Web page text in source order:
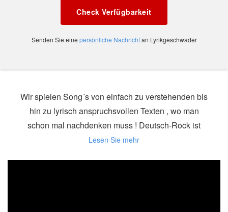
Check Verfügbarkeit
Senden Sie eine persönliche Nachrichtan Lyrikgeschwader
Wir spielen Song´s von einfach zu verstehenden bis
hin zu lyrisch anspruchsvollen Texten , wo man
schon mal nachdenken muss ! Deutsch-Rock ist
unser Leben , wenn auch mal Cover dabei sind von